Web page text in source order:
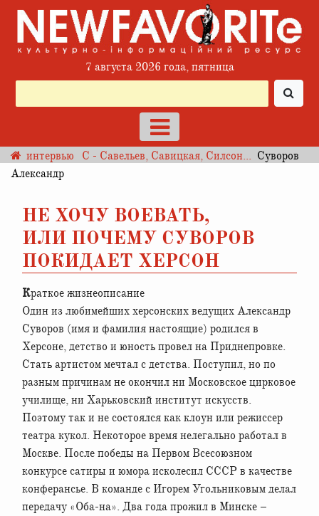
7 августа 2026 года, пятница
интервью С - Савельев, Савицкая, Силсон... Суворов
Александр
НЕ ХОЧУ ВОЕВАТЬ,
ИЛИ ПОЧЕМУ СУВОРОВ
ПОКИДАЕТ ХЕРСОН
Краткое жизнеописание
Один из любимейших херсонских ведущих Александр
Суворов (имя и фамилия настоящие) родился в
Херсоне, детство и юность провел на Приднепровке.
Стать артистом мечтал с детства. Поступил, но по
разным причинам не окончил ни Московское цирковое
училище, ни Харьковский институт искусств.
Поэтому так и не состоялся как клоун или режиссер
театра кукол. Некоторое время нелегально работал в
Москве. После победы на Первом Всесоюзном
конкурсе сатиры и юмора исколесил СССР в качестве
конферансье. В команде с Игорем Угольниковым делал
передачу «Оба-на». Два года прожил в Минске –